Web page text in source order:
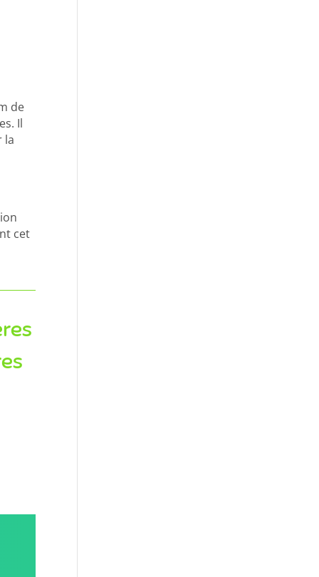
de
Il
la
cet